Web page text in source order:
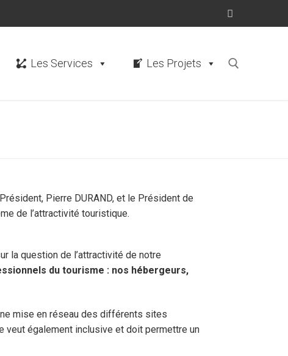
Les Services Les Projets
Pierre DURAND, et le Président de
de l’attractivité touristique.
la question de l’attractivité de notre
du tourisme : nos hébergeurs,
mise en réseau des différents sites
veut également inclusive et doit permettre un